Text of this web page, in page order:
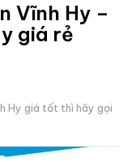
Vĩnh Hy –
giá rẻ
Hy giá tốt thì hãy gọi